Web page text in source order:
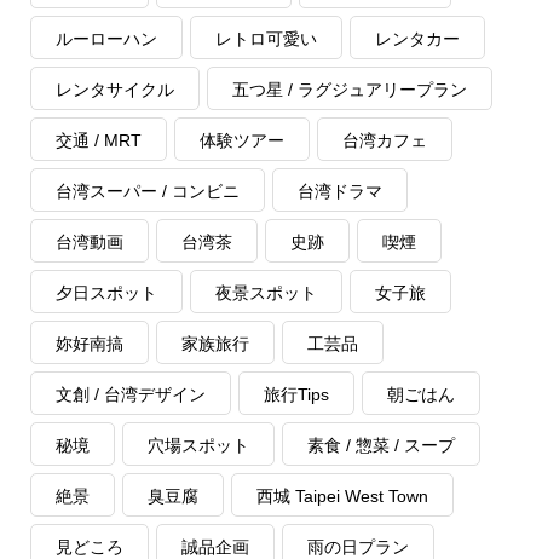
ルーローハン レトロ可愛い レンタカー
レンタサイクル 五つ星 / ラグジュアリープラン
交通 / MRT 体験ツアー 台湾カフェ
台湾スーパー / コンビニ 台湾ドラマ
台湾動画 台湾茶 史跡 喫煙
夕日スポット 夜景スポット 女子旅
妳好南搞 家族旅行 工芸品
文創 / 台湾デザイン 旅行Tips 朝ごはん
秘境 穴場スポット 素食 / 惣菜 / スープ
絶景 臭豆腐 西城 Taipei West Town
見どころ 誠品企画 雨の日プラン